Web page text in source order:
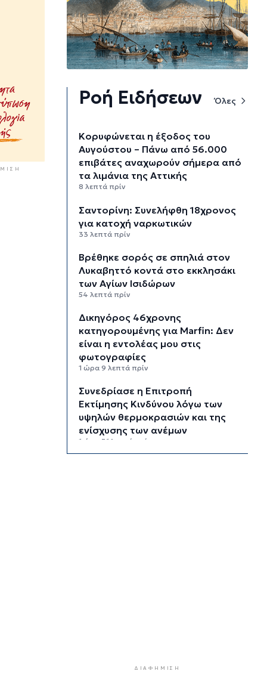
Ροή Ειδήσεων Όλες
Κορυφώνεται η έξοδος του
Αυγούστου – Πάνω από 56.000
επιβάτες αναχωρούν σήμερα από
τα λιμάνια της Αττικής
8 λεπτά πρίν
Σαντορίνη: Συνελήφθη 18χρονος
για κατοχή ναρκωτικών
33 λεπτά πρίν
Βρέθηκε σορός σε σπηλιά στον
Λυκαβηττό κοντά στο εκκλησάκι
των Αγίων Ισιδώρων
54 λεπτά πρίν
Δικηγόρος 46χρονης
κατηγορουμένης για Marfin: Δεν
είναι η εντολέας μου στις
φωτογραφίες
1 ώρα 9 λεπτά πρίν
Συνεδρίασε η Επιτροπή
Εκτίμησης Κινδύνου λόγω των
υψηλών θερμοκρασιών και της
ενίσχυσης των ανέμων
1 ώρα 31 λεπτά πρίν
3 ώρες 7 λεπτά πρίνΔΙΑΦΉΜΙΣΗ